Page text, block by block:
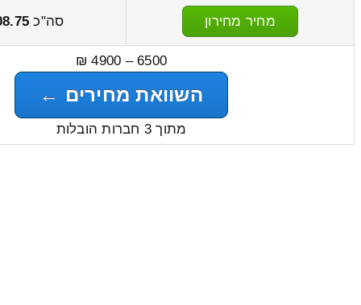
מחיר מחירון סה"כ
6500 – 4900 ₪
השוואת מחירים ←
מתוך 3 חברות הובלות